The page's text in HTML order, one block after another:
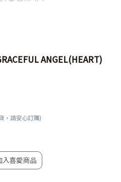
ANGEL(HEART)
，請安心訂購)
入喜愛商品